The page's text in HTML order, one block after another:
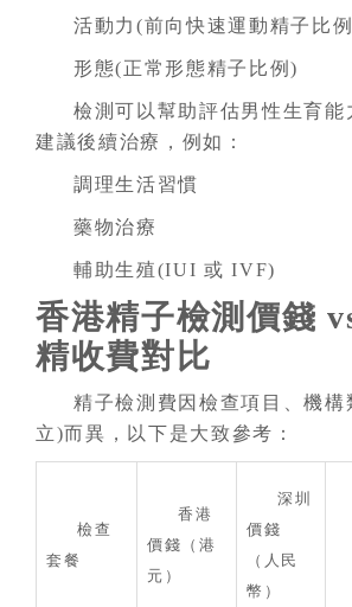
活動力(前向快速運動精子比
形態(正常形態精子比例)
檢測可以幫助評估男性生育能
建議後續治療，例如：
調理生活習慣
藥物治療
輔助生殖(IUI 或 IVF)
香港精子檢測價錢
精收費對比
精子檢測費因檢查項目、機
立)而異，以下是大致參考：
檢查
套餐
香港
價錢（港
元）
深圳
價錢
（人民
幣）